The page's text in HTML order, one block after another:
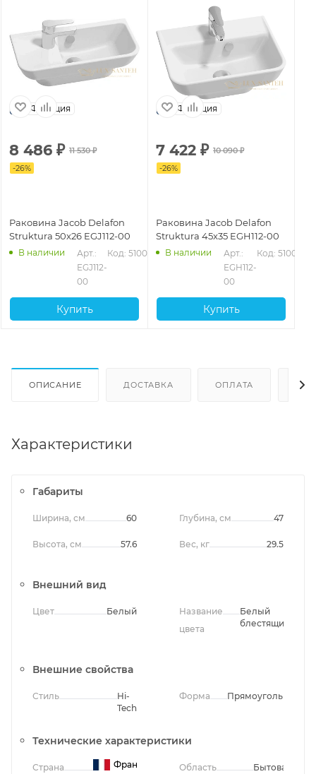
Франция
8 486 ₽ 11 530₽
-26%
Раковина Jacob Delafon
Struktura 50x26 EGJ112-00
В наличии
Арт.:
EGJ112-
00
Код: 51006
Купить
Франция
7 422 ₽ 10 090₽
-26%
Раковина Jacob Delafon
Struktura 45x35 EGH112-00
В наличии
Арт.:
EGH112-
00
Код: 51005
Купить
ОПИСАНИЕ ДОСТАВКА ОПЛАТА
Характеристики
Габариты
Ширина, см 60
Высота, см 57.6
Глубина, см 47
Вес, кг 29.5
Внешний вид
Цвет Белый
Название
цвета
Белый
блестящий
Внешние свойства
Стиль
Hi-
Tech
Форма Прямоугольная
Технические характеристики
Страна Франция
Область
Бытовая